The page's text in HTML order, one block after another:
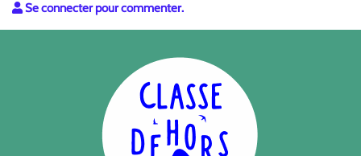
Se connecter pour commenter.